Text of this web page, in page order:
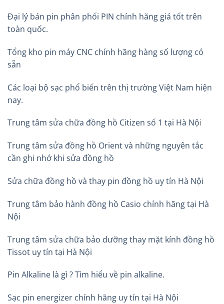
Đại lý bán pin phân phối PIN chính hãng giá tốt trên
toàn quốc.
Tổng kho pin máy CNC chính hãng hàng số lượng có
sẵn
Các loại bộ sạc phổ biến trên thị trường Việt Nam hiện
nay.
Trung tâm sửa chữa đồng hồ Citizen số 1 tại Hà Nội
Trung tâm sửa đồng hồ Orient và những nguyên tắc
cần ghi nhớ khi sửa đồng hồ
Sửa chữa đồng hồ và thay pin đồng hồ uy tín Hà Nội
Trung tâm bảo hành đồng hồ Casio chính hãng tại Hà
Nội
Trung tâm sửa chữa bảo dưỡng thay mặt kính đồng hồ
Tissot uy tín tại Hà Nội
Pin Alkaline là gì ? Tìm hiểu về pin alkaline.
Sạc pin energizer chính hãng uy tín tại Hà Nội